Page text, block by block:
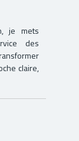
je mets
des
claire,